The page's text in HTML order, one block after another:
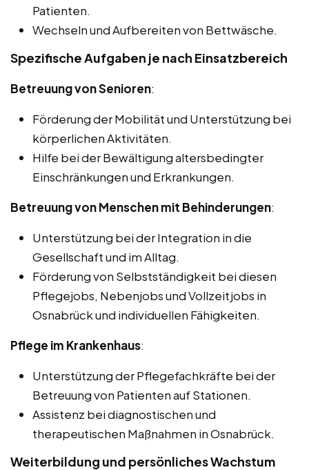
Patienten.
Wechseln und Aufbereiten von Bettwäsche.
Spezifische Aufgaben je nach Einsatzbereich
Betreuung von Senioren:
Förderung der Mobilität und Unterstützung bei
körperlichen Aktivitäten.
Hilfe bei der Bewältigung altersbedingter
Einschränkungen und Erkrankungen.
Betreuung von Menschen mit Behinderungen:
Unterstützung bei der Integration in die
Gesellschaft und im Alltag.
Förderung von Selbstständigkeit bei diesen
Pflegejobs, Nebenjobs und Vollzeitjobs in
Osnabrück und individuellen Fähigkeiten.
Pflege im Krankenhaus:
Unterstützung der Pflegefachkräfte bei der
Betreuung von Patienten auf Stationen.
Assistenz bei diagnostischen und
therapeutischen Maßnahmen in Osnabrück.
Weiterbildung und persönliches Wachstum